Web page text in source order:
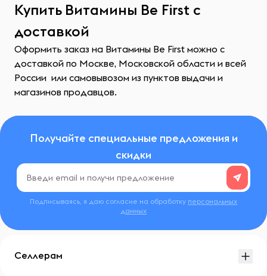
Купить Витамины Be First с
доставкой
Оформить заказ на Витамины Be First можно с
доставкой по Москве, Московской области и всей
России или самовывозом из пунктов выдачи и
магазинов продавцов.
Получайте специальные предложения и
скидки
Подписываясь, я даю согласие на обработку персональных
данных
Селлерам